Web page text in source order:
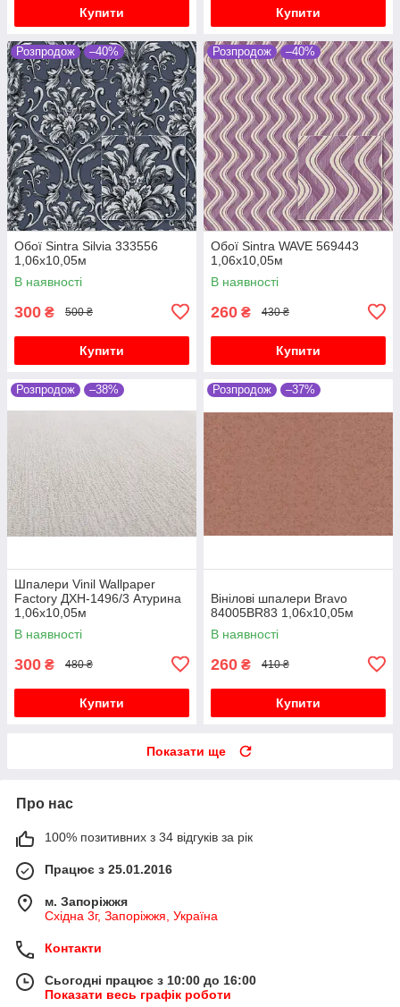
Купити Купити
Розпродож –40%
Oбої Sintra Silvia 333556
1,06х10,05м
В наявності
300 ₴ 500 ₴
Купити
Розпродож –40%
Oбої Sintra WAVE 569443
1,06х10,05м
В наявності
260 ₴ 430 ₴
Купити
Розпродож –38%
Шпалери Vinil Wallpaper
Factory ДХН-1496/3 Атурина
1,06х10,05м
В наявності
300 ₴ 480 ₴
Купити
Розпродож –37%
Вінілові шпалери Bravo
84005BR83 1,06х10,05м
В наявності
260 ₴ 410 ₴
Купити
Показати ще
Про нас
100% позитивних з 34 відгуків за рік
Працює з 25.01.2016
м. Запоріжжя
Східна 3г, Запоріжжя, Україна
Контакти
Сьогодні працює з 10:00 до 16:00
Показати весь графік роботи